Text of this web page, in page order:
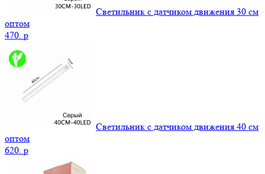
Светильник с датчиком движения 30 см
оптом
470. p
Светильник с датчиком движения 40 см
оптом
620. p